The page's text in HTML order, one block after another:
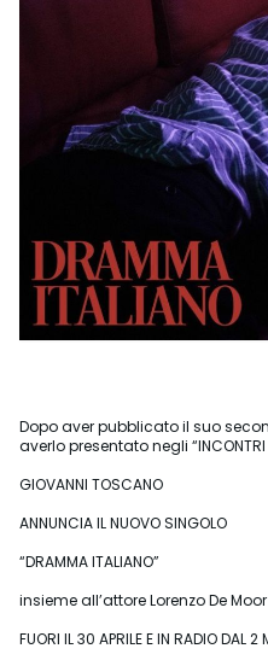
Dopo aver pubblicato il suo
averlo presentato negli “INCONTRI
GIOVANNI TOSCANO
ANNUNCIA IL NUOVO SINGOLO
“DRAMMA ITALIANO”
insieme all’attore Lorenzo De Moor
FUORI IL 30 APRILE E IN RADIO DAL 2